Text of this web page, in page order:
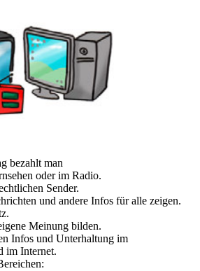
bezahlt man
oder im Radio.
Sender.
und andere Infos für alle zeigen.
Meinung bilden.
Infos und Unterhaltung im
im Internet.